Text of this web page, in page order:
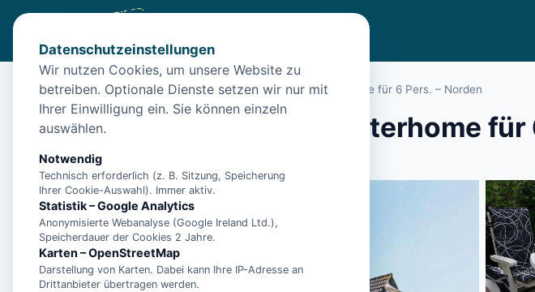
Start Unterkünfte Norden/Schwalbennest Iii by Interhome für 6 Pers. – Norden
Schwalbennest Iii by Interhome für
26506 Norden
Datenschutzeinstellungen
Wir nutzen Cookies, um unsere Website zu
betreiben. Optionale Dienste setzen wir nur mit
Ihrer Einwilligung ein. Sie können einzeln
auswählen.
Notwendig
Technisch erforderlich (z. B. Sitzung, Speicherung
Ihrer Cookie-Auswahl). Immer aktiv.
Statistik – Google Analytics
Anonymisierte Webanalyse (Google Ireland Ltd.),
Speicherdauer der Cookies 2 Jahre.
Karten – OpenStreetMap
Darstellung von Karten. Dabei kann Ihre IP-Adresse an
Drittanbieter übertragen werden.